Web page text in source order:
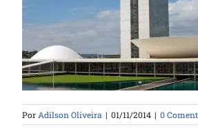
Bancada evangélica cresci
congresso
Por Adilson Oliveira | 01/11/2014 | 0